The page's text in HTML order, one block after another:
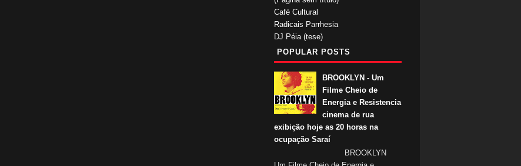
Café Cultural
Radicais Parrhesia
DJ Péia (tese)
POPULAR POSTS
BROOKLYN - Um
Filme Cheio de
Energia e Resistencia
cinema de rua
exibição hoje as 20 horas na
ocupação Saraí
BROOKLYN